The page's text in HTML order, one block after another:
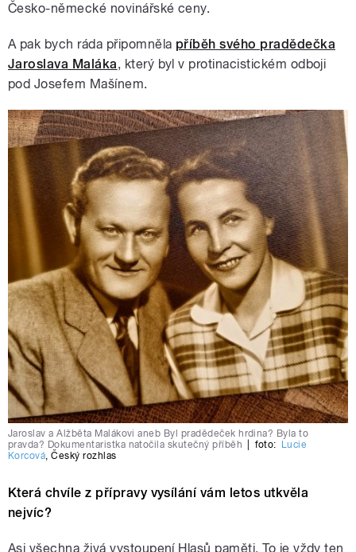
Česko-německé novinářské ceny.
A pak bych ráda připomněla příběh svého pradědečka
Jaroslava Maláka, který byl v protinacistickém odboji
pod Josefem Mašínem.
Jaroslav a Alžběta Malákovi aneb Byl pradědeček hrdina? Byla to
pravda? Dokumentaristka natočila skutečný příběh
foto: Lucie
Korcová ,Český rozhlas
Která chvíle z přípravy vysílání vám letos utkvěla
nejvíc?
Asi všechna živá vystoupení Hlasů paměti. To je vždy ten